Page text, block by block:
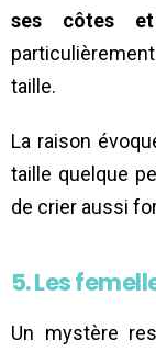
ses côtes et
taille.
La raison
taille quelque
de crier aussi
5. Les
Un mystère